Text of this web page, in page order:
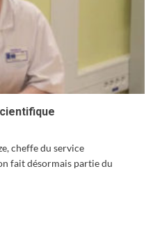
cheffe du service
fait désormais partie du